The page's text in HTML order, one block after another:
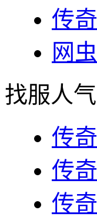
传
网
找服人
传
传
传